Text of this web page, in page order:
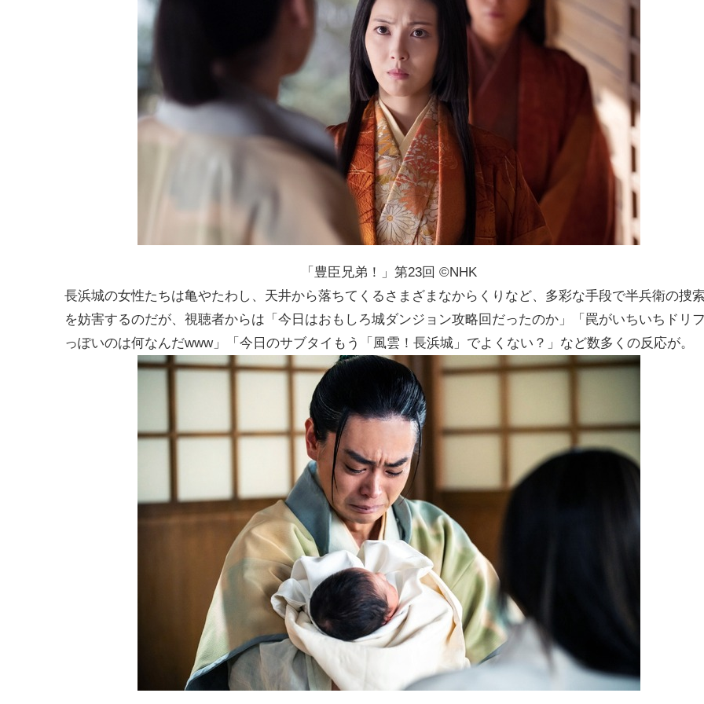
「豊臣兄弟！」第23回 ©︎NHK
長浜城の女性たちは亀やたわし、天井から落ちてくるさまざまなからくりなど、多彩な手段で半兵衛の捜
を妨害するのだが、視聴者からは「今日はおもしろ城ダンジョン攻略回だったのか」「罠がいちいちドリ
っぽいのは何なんだwww」「今日のサブタイもう「風雲！長浜城」でよくない？」など数多くの反応が。